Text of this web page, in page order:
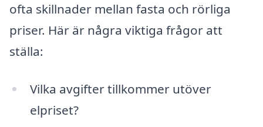
ofta skillnader mellan fasta och rörliga
priser. Här är några viktiga frågor att
ställa:
Vilka avgifter tillkommer utöver
elpriset?